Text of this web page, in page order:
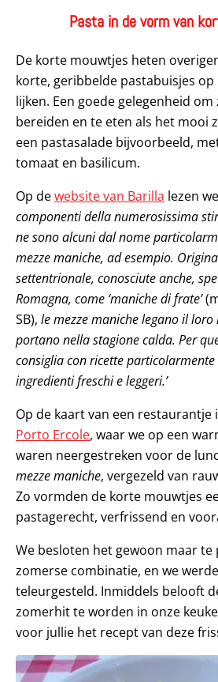
Pasta in de vorm van
De korte mouwtjes heten
korte, geribbelde pastabuisjes
lijken. Een goede gelegenheid
bereiden en te eten als het mooi
een pastasalade bijvoorbeeld,
tomaat en basilicum.
Op dewebsite van Barilla lezen
componenti della numerosissima
ne sono alcuni dal nome
mezze maniche, ad esempio.
settentrionale, conosciute anche,
Romagna, come ‘maniche di frate’
SB), le mezze maniche legano il
portano nella stagione calda. Per
consiglia con ricette particolarmente
ingredienti freschi e leggeri.’
Op de kaart van een restaurantje
Porto Ercole, waar we op een
waren neergestreken voor de
mezze maniche, vergezeld van
Zo vormden de korte mouwtjes
pastagerecht, verfrissend en
We besloten het gewoon maar te
zomerse combinatie, en we
teleurgesteld. Inmiddels belooft
zomerhit te worden in onze
voor jullie het recept van deze